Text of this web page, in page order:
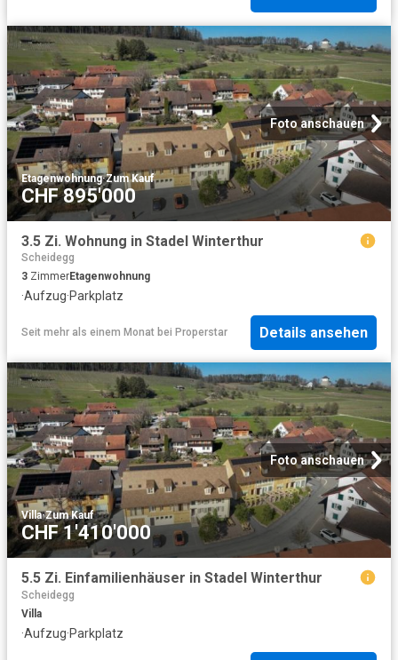
Foto anschauen
Etagenwohnung·Zum Kauf
CHF 895'000
3.5 Zi. Wohnung in Stadel Winterthur
Scheidegg
3 ZimmerEtagenwohnung
·Aufzug·Parkplatz
Seit mehr als einem Monat bei Properstar Details ansehen
Foto anschauen
Villa·Zum Kauf
CHF 1'410'000
5.5 Zi. Einfamilienhäuser in Stadel Winterthur
Scheidegg
Villa
·Aufzug·Parkplatz